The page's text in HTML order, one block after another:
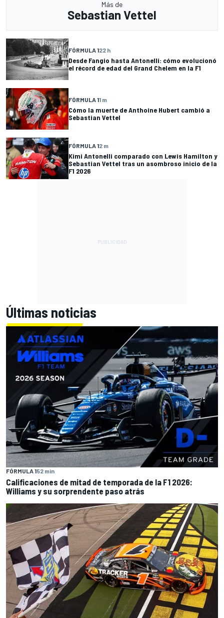
Más de
Sebastian Vettel
FÓRMULA 122 h
Desde Fangio hasta Antonelli: cómo evolucionó
el récord de edad del Grand Chelem en la F1
FÓRMULA 11 m
Cómo la muerte de Anthoine Hubert cambió a
Sebastian Vettel
FÓRMULA 12 m
Kimi Antonelli comparado con Lewis Hamilton y
Sebastian Vettel tras un asombroso inicio de la
F1 2026
Últimas noticias
FÓRMULA 152 min
Calificaciones de mitad de temporada de la F1 2026:
Williams y su sorprendente paso atrás